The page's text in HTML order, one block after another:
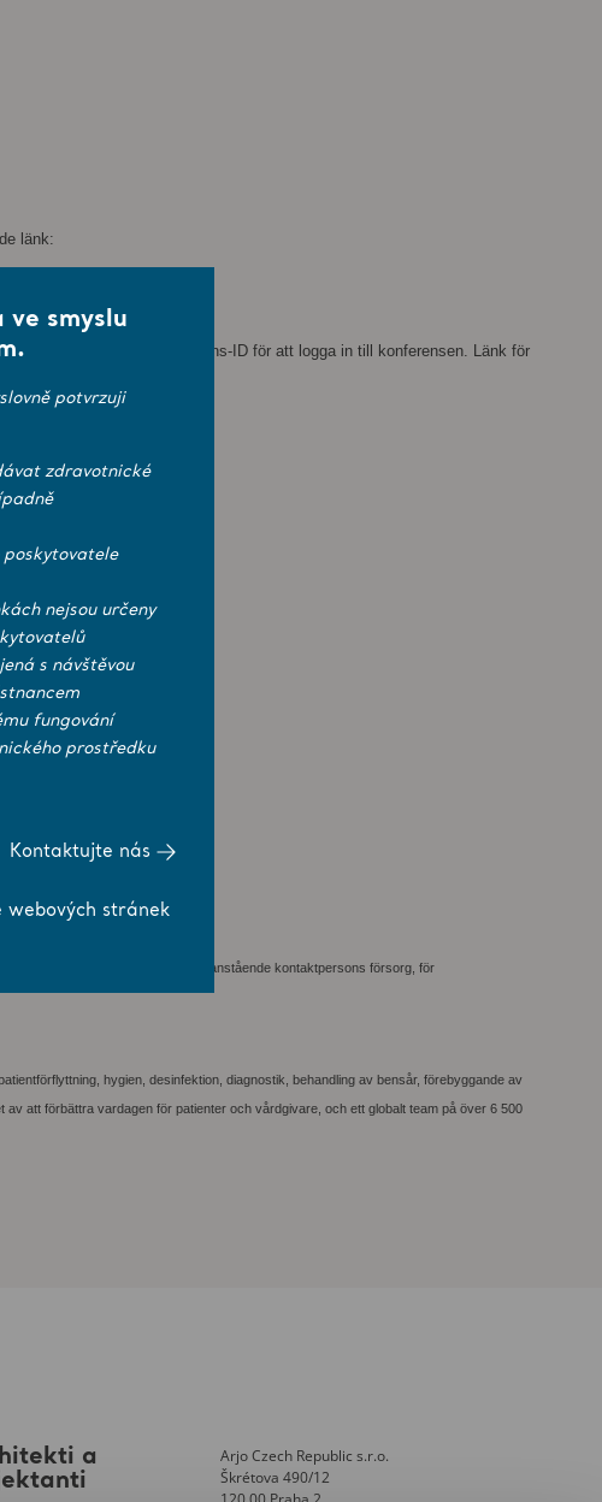
länk:
telefonnummer och konferens-ID för att logga in till konferensen. Länk för
lämnades, genom ovanstående kontaktpersons försorg, för
hygien, desinfektion, diagnostik, behandling av bensår, förebyggande av
att förbättra vardagen för patienter och vårdgivare, och ett globalt team på över 6 500
a
Arjo Czech Republic s.r.o.
Škrétova 490/12
ve smyslu
potvrzuji
zdravotnické
nejsou určeny
s návštěvou
fungování
prostředku
Kontaktujte nás
webových stránek